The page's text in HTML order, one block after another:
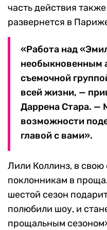
часть действия
развернется в
«Работа над
необыкновенным
съемочной
всей жизни, —
Даррена Стара. —
возможности
главой с вами».
Лили Коллинз, в свою
поклонникам в
шестой сезон
полюбили шоу, и
прощальным